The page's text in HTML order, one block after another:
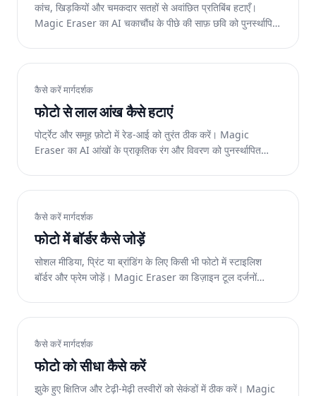
कांच, खिड़कियों और चमकदार सतहों से अवांछित प्रतिबिंब हटाएँ।
Magic Eraser का AI चकाचौंध के पीछे की साफ़ छवि को पुनर्स्थापित
कैसे करें मार्गदर्शक
फोटो से लाल आंख कैसे हटाएं
पोर्ट्रेट और समूह फ़ोटो में रेड-आई को तुरंत ठीक करें। Magic
Eraser का AI आंखों के प्राकृतिक रंग और विवरण को पुनर्स्थापित
कैसे करें मार्गदर्शक
फोटो में बॉर्डर कैसे जोड़ें
सोशल मीडिया, प्रिंट या ब्रांडिंग के लिए किसी भी फोटो में स्टाइलिश
बॉर्डर और फ्रेम जोड़ें। Magic Eraser का डिज़ाइन टूल दर्जनों
कैसे करें मार्गदर्शक
फोटो को सीधा कैसे करें
झुके हुए क्षितिज और टेढ़ी-मेढ़ी तस्वीरों को सेकंडों में ठीक करें। Magic